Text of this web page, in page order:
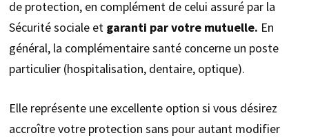
de protection, en complément de celui assuré par la
Sécurité sociale et garanti par votre mutuelle. En
général, la complémentaire santé concerne un poste
particulier (hospitalisation, dentaire, optique).
Elle représente une excellente option si vous désirez
accroître votre protection sans pour autant modifier